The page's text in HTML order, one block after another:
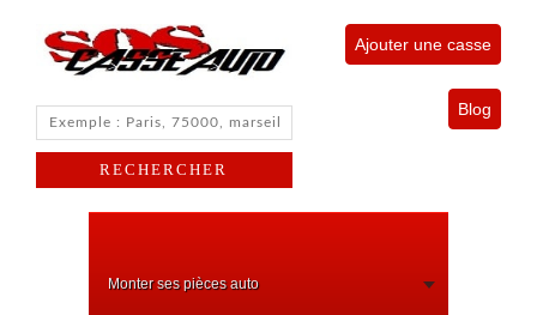
Ajouter une casse
Blog
Monter ses pièces auto